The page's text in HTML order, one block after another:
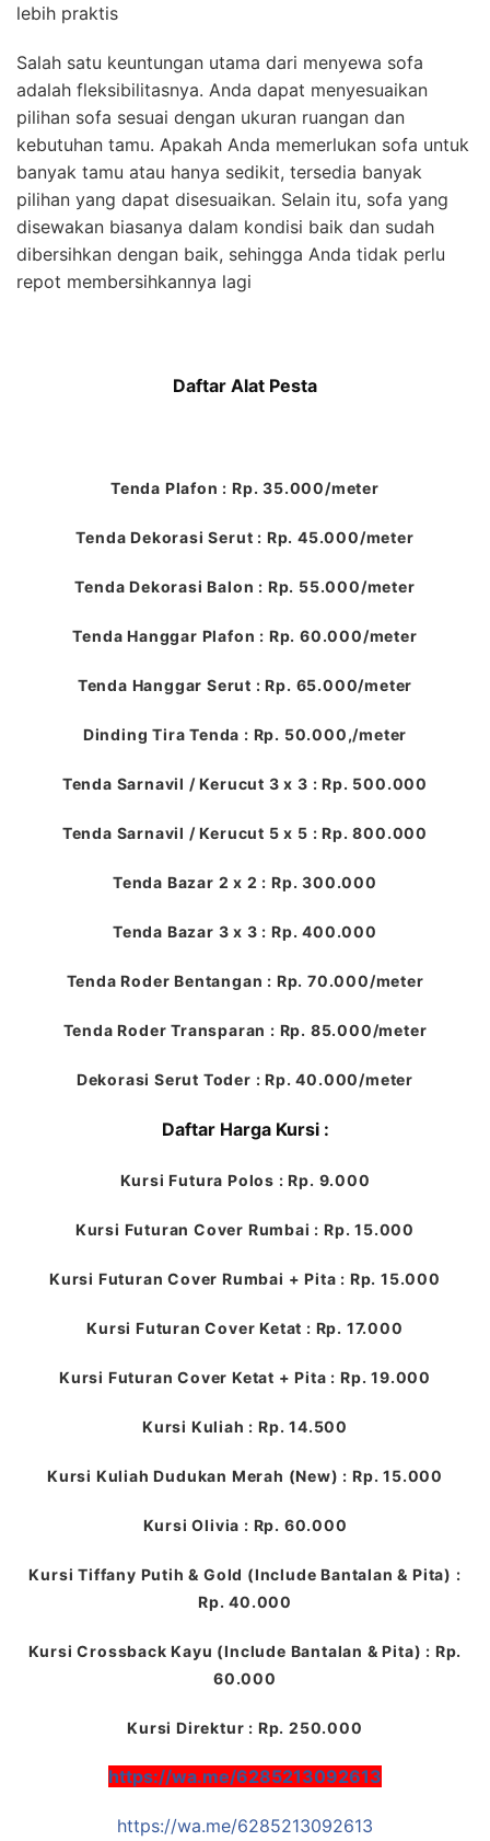
lebih praktis
Salah satu keuntungan utama dari menyewa sofa
adalah fleksibilitasnya. Anda dapat menyesuaikan
pilihan sofa sesuai dengan ukuran ruangan dan
kebutuhan tamu. Apakah Anda memerlukan sofa untuk
banyak tamu atau hanya sedikit, tersedia banyak
pilihan yang dapat disesuaikan. Selain itu, sofa yang
disewakan biasanya dalam kondisi baik dan sudah
dibersihkan dengan baik, sehingga Anda tidak perlu
repot membersihkannya lagi
Daftar Alat Pesta
Tenda Plafon : Rp. 35.000/meter
Tenda Dekorasi Serut : Rp. 45.000/meter
Tenda Dekorasi Balon : Rp. 55.000/meter
Tenda Hanggar Plafon : Rp. 60.000/meter
Tenda Hanggar Serut : Rp. 65.000/meter
Dinding Tira Tenda : Rp. 50.000,/meter
Tenda Sarnavil / Kerucut 3 x 3 : Rp. 500.000
Tenda Sarnavil / Kerucut 5 x 5 : Rp. 800.000
Tenda Bazar 2 x 2 : Rp. 300.000
Tenda Bazar 3 x 3 : Rp. 400.000
Tenda Roder Bentangan : Rp. 70.000/meter
Tenda Roder Transparan : Rp. 85.000/meter
Dekorasi Serut Toder : Rp. 40.000/meter
Daftar Harga Kursi :
Kursi Futura Polos : Rp. 9.000
Kursi Futuran Cover Rumbai : Rp. 15.000
Kursi Futuran Cover Rumbai + Pita : Rp. 15.000
Kursi Futuran Cover Ketat : Rp. 17.000
Kursi Futuran Cover Ketat + Pita : Rp. 19.000
Kursi Kuliah : Rp. 14.500
Kursi Kuliah Dudukan Merah (New) : Rp. 15.000
Kursi Olivia : Rp. 60.000
Kursi Tiffany Putih & Gold (Include Bantalan & Pita) :
Rp. 40.000
Kursi Crossback Kayu (Include Bantalan & Pita) : Rp.
60.000
Kursi Direktur : Rp. 250.000
https://wa.me/6285213092613
https://wa.me/6285213092613